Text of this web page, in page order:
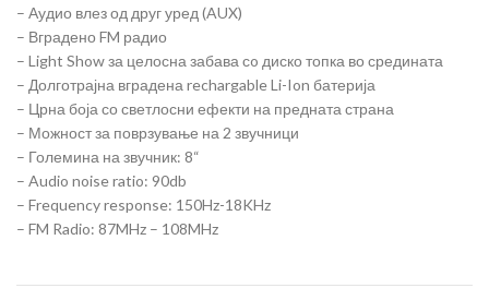
– Аудио влез од друг уред (AUX)
– Вградено FM радио
– Light Show за целосна забава сo диско топка во средината
– Долготрајна вградена rechargable Li-Ion батерија
– Црна боја со светлосни ефекти на предната страна
– Можност за поврзување на 2 звучници
– Големина на звучник: 8“
– Audio noise ratio: 90db
– Frequency response: 150Hz-18KHz
– FM Radio: 87MHz – 108MHz